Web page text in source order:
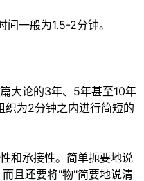
一般为1.5-2分钟。
论的3年、5年甚至10年
织为2分钟之内进行简短的
承接性。简单扼要地说
且还要将"物"简要地说清